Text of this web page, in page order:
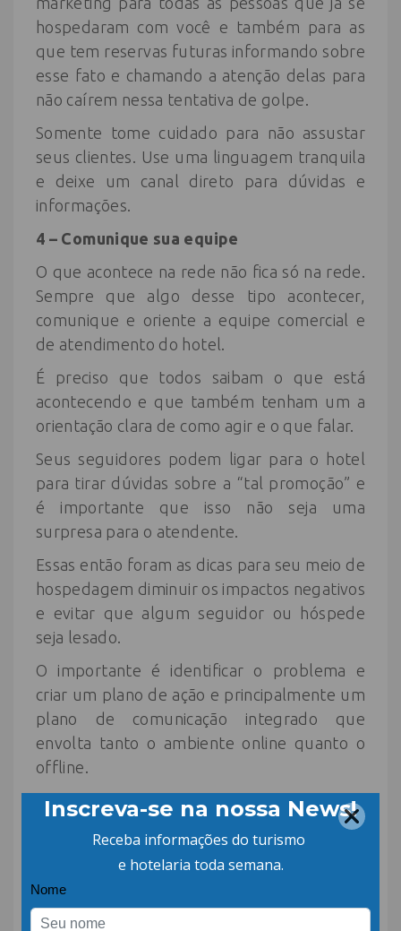
hospedaram com você e também para as
que tem reservas futuras informando sobre
esse fato e chamando a atenção delas para
não caírem nessa tentativa de golpe.
Somente tome cuidado para não assustar
seus clientes. Use uma linguagem tranquila
e deixe um canal direto para dúvidas e
informações.
4 – Comunique sua equipe
O que acontece na rede não fica só na rede.
Sempre que algo desse tipo acontecer,
comunique e oriente a equipe comercial e
de atendimento do hotel.
É preciso que todos saibam o que está
acontecendo e que também tenham um a
orientação clara de como agir e o que falar.
Seus seguidores podem ligar para o hotel
para tirar dúvidas sobre a “tal promoção” e
é importante que isso não seja uma
surpresa para o atendente.
Essas então foram as dicas para seu meio de
hospedagem diminuir os impactos negativos
e evitar que algum seguidor ou hóspede
seja lesado.
O importante é identificar o problema e
criar um plano de ação e principalmente um
plano de comunicação integrado que
envolta tanto o ambiente online quanto o
offline.
Por, Mateus Agostini
Especialista em marketing e performance
digital hoteleira
Hotel Academy (@